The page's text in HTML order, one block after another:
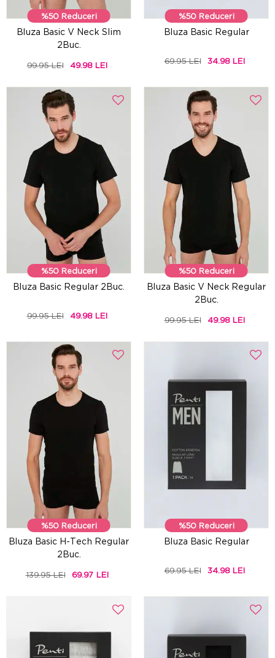
%50 Reduceri
Bluza Basic V Neck Slim
2Buc.
99.95 LEI 49.98 LEI
%50 Reduceri
Bluza Basic Regular
69.95 LEI 34.98 LEI
%50 Reduceri
Bluza Basic Regular 2Buc.
99.95 LEI 49.98 LEI
%50 Reduceri
Bluza Basic V Neck Regular
2Buc.
99.95 LEI 49.98 LEI
%50 Reduceri
Bluza Basic H-Tech Regular
2Buc.
139.95 LEI 69.97 LEI
%50 Reduceri
Bluza Basic Regular
69.95 LEI 34.98 LEI